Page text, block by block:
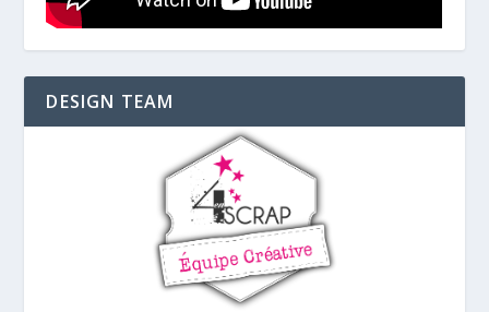
DESIGN TEAM